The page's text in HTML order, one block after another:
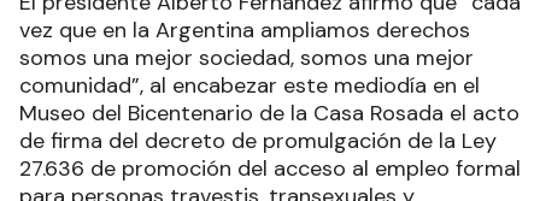
vez que en la Argentina ampliamos derechos
somos una mejor sociedad, somos una mejor
comunidad”, al encabezar este mediodía en el
Museo del Bicentenario de la Casa Rosada el acto
de firma del decreto de promulgación de la Ley
27.636 de promoción del acceso al empleo formal